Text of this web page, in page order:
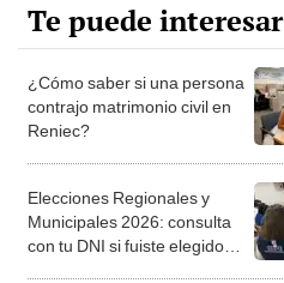
Te puede interesar
¿Cómo saber si una persona
contrajo matrimonio civil en
Reniec?
Elecciones Regionales y
Municipales 2026: consulta
con tu DNI si fuiste elegido